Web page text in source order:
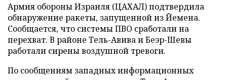
Армия обороны Израиля (ЦАХАЛ) подтвердила
обнаружение ракеты, запущенной из Йемена.
Сообщается, что системы ПВО сработали на
перехват. В районе Тель-Авива и Беэр-Шевы
работали сирены воздушной тревоги.
По сообщениям западных информационных